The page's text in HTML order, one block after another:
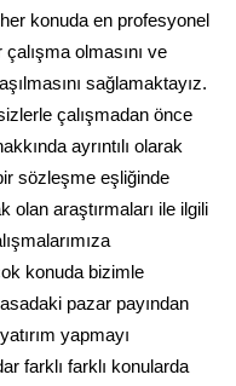
konuda en profesyonel
olmasını ve
sağlamaktayız.
çalışmadan önce
ayrıntılı olarak
sözleşme eşliğinde
olan araştırmaları ile ilgili
konuda bizimle
pazar payından
yapmayı
farklı farklı konularda